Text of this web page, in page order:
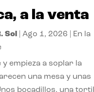
a la venta
Sol Ago 1, 2026
En la
y empieza a soplar la
una mesa y unas
bocadillos, una